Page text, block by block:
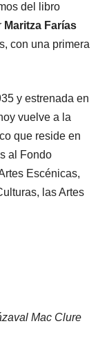
del libro
Maritza Farías
con una primera
y estrenada en
vuelve a la
que reside en
al Fondo
Escénicas,
las Artes
Mac Clure